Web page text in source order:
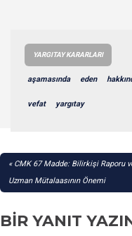
YARGITAY KARARLARI
aşamasında eden
vefat yargıtay
YAZI
GEZINMESI
CMK 67 Madde: Bilirkişi Raporu
Uzman Mütalaasının Önemi
BIR YANIT